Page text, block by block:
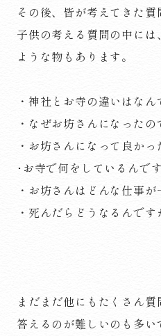
その後、皆が考えてきた質
子供の考える質問の中に
ような物もあります。
・神社とお寺の違いはなん
・なぜお坊さんになったの
・お坊さんになって良かっ
･お寺で何をしているんで
・お坊さんはどんな仕事が
・死んだらどうなるんです
まだまだ他にもたくさん
答えるのが難しいのも多い